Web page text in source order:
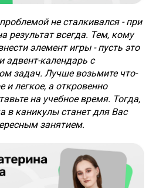
не сталкивался - при
результат всегда. Тем, кому
элемент игры - пусть это
адвент-календарь с
задач. Лучше возьмите что-
и легкое, а откровенно
на учебное время. Тогда,
в каникулы станет для Вас
занятием.